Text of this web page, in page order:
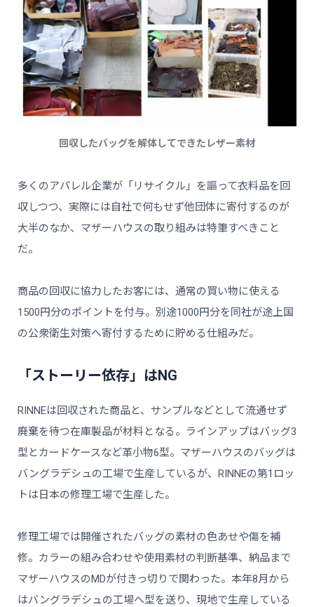
回収したバッグを解体してできたレザー素材
多くのアパレル企業が「リサイクル」を謳って衣料品を回
収しつつ、実際には自社で何もせず他団体に寄付するのが
大半のなか、マザーハウスの取り組みは特筆すべきこと
だ。
商品の回収に協力したお客には、通常の買い物に使える
1500円分のポイントを付与。別途1000円分を同社が途上国
の公衆衛生対策へ寄付するために貯める仕組みだ。
「ストーリー依存」はNG
RINNEは回収された商品と、サンプルなどとして流通せず
廃棄を待つ在庫製品が材料となる。ラインアップはバッグ3
型とカードケースなど革小物6型。マザーハウスのバッグは
バングラデシュの工場で生産しているが、RINNEの第1ロッ
トは日本の修理工場で生産した。
修理工場では開催されたバッグの素材の色あせや傷を補
修。カラーの組み合わせや使用素材の判断基準、納品まで
マザーハウスのMDが付きっ切りで関わった。本年8月から
はバングラデシュの工場へ型を送り、現地で生産している